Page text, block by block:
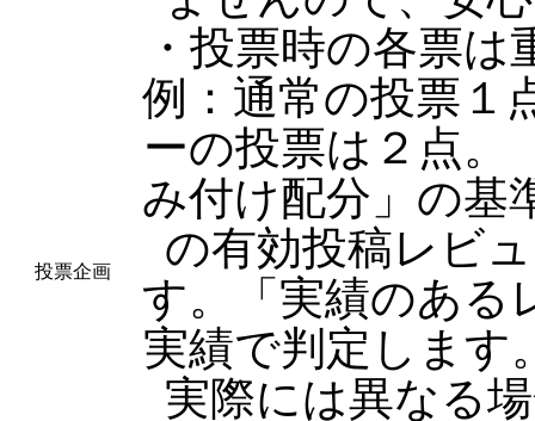
投票企画
・投票時の各票
例：通常の投票１
ーの投票は２点。
み付け配分」の基
の有効投稿レビ
す。「実績のある
実績で判定します
実際には異なる